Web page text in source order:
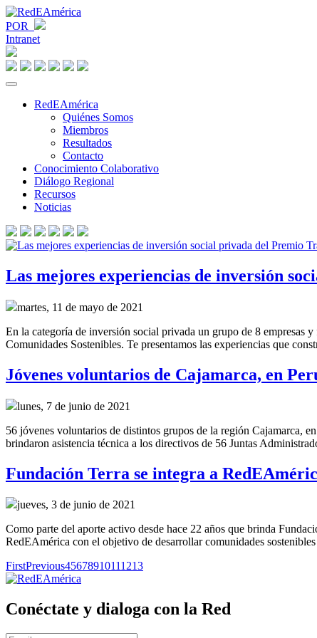
POR
Intranet
RedEAmérica
Quiénes Somos
Miembros
Resultados
Contacto
Conocimiento Colaborativo
Diálogo Regional
Recursos
Noticias
Las mejores experiencias de inversión
martes, 11 de mayo de 2021
En la categoría de inversión social privada un grupo de 8 empresas
Comunidades Sostenibles. Te presentamos las experiencias que
Jóvenes voluntarios de Cajamarca, en
lunes, 7 de junio de 2021
56 jóvenes voluntarios de distintos grupos de la región Cajamarca,
brindaron asistencia técnica a los directivos de 56 Juntas
Fundación Terra se integra a
jueves, 3 de junio de 2021
Como parte del aporte activo desde hace 22 años que brinda
RedEAmérica con el objetivo de desarrollar comunidades
FirstPrevious45678910111213
Conéctate y dialoga con la Red